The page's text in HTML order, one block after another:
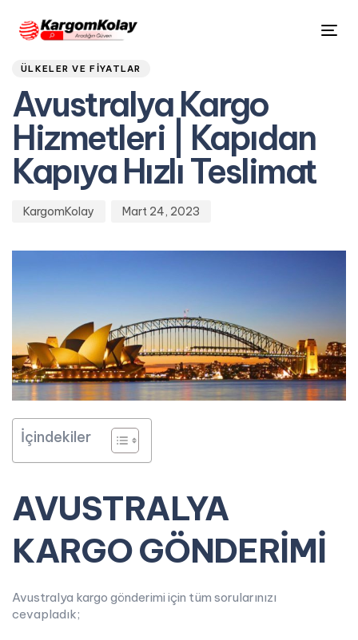
PUBLISHED
IN:
ÜLKELER VE FIYATLAR
Avustralya Kargo
Hizmetleri | Kapıdan
Kapıya Hızlı Teslimat
Author
KargomKolay
Published
on:
Mart 24, 2023
İçindekiler
AVUSTRALYA
KARGO GÖNDERİMİ
Avustralya kargo gönderimi için tüm sorularınızı
cevapladık;